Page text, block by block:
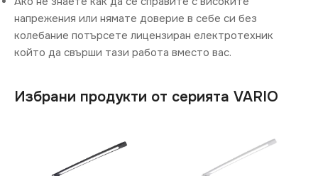
напрежения или нямате доверие в себе си без
колебание потърсете лицензиран електротехник
който да свърши тази работа вместо вас.
Избрани продукти от серията VARIO